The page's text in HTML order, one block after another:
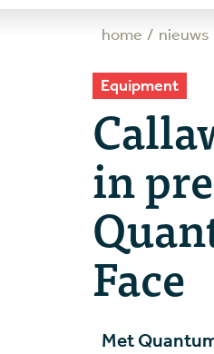
home nieuws
Equipment
in
Face
Met